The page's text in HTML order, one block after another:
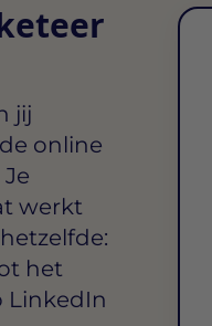
jij
online
werkt
het
LinkedIn